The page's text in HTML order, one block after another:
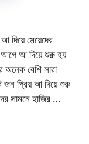
দিয়ে মেয়েদের
আগে আ দিয়ে শুরু হয়
অনেক বেশি সারা
প্রিয় আ দিয়ে শুরু
সামনে হাজির …